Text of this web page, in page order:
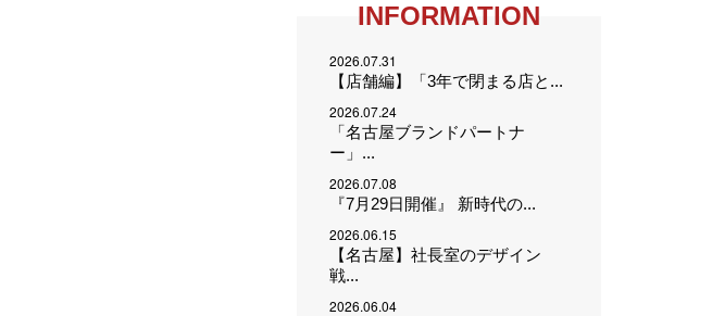
INFORMATION
2026.07.31
【店舗編】「3年で閉まる店と...
2026.07.24
「名古屋ブランドパートナ
ー」...
2026.07.08
『7月29日開催』 新時代の...
2026.06.15
【名古屋】社長室のデザイン
戦...
2026.06.04